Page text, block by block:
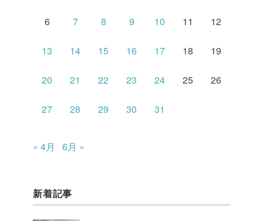
6 7 8 9 10 11 12
13 14 15 16 17 18 19
20 21 22 23 24 25 26
27 28 29 30 31
« 4月 6月 »
新着記事